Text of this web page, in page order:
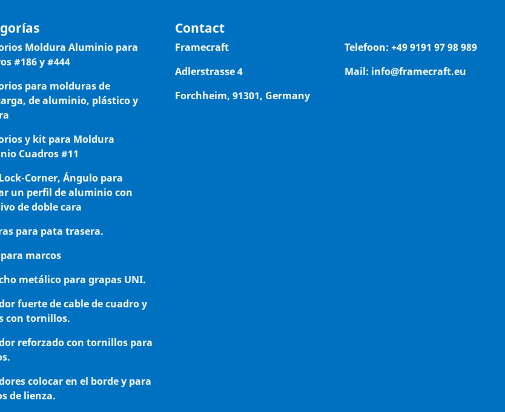
Moldura Aluminio para
#186 y #444
para molduras de
de aluminio, plástico y
y kit para Moldura
Cuadros #11
Corner, Ángulo para
un perfil de aluminio con
de doble cara
para pata trasera.
marcos
metálico para grapas UNI.
fuerte de cable de cuadro y
con tornillos.
reforzado con tornillos para
colocar en el borde y para
de lienza.
Contact
Framecraft
Adlerstrasse 4
Forchheim, 91301, Germany
Telefoon: +49 9191 97 98 989
Mail: info@framecraft.eu